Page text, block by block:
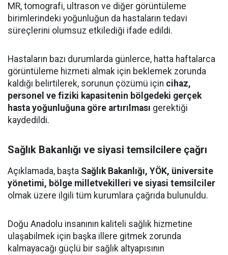
MR, tomografi, ultrason ve diğer görüntüleme
birimlerindeki yoğunluğun da hastaların tedavi
süreçlerini olumsuz etkilediği ifade edildi.
Hastaların bazı durumlarda günlerce, hatta haftalarca
görüntüleme hizmeti almak için beklemek zorunda
kaldığı belirtilerek, sorunun çözümü için cihaz,
personel ve fiziki kapasitenin bölgedeki gerçek
hasta yoğunluğuna göre artırılması gerektiği
kaydedildi.
Sağlık Bakanlığı ve siyasi temsilcilere çağrı
Açıklamada, başta Sağlık Bakanlığı, YÖK, üniversite
yönetimi, bölge milletvekilleri ve siyasi temsilciler
olmak üzere ilgili tüm kurumlara çağrıda bulunuldu.
Doğu Anadolu insanının kaliteli sağlık hizmetine
ulaşabilmek için başka illere gitmek zorunda
kalmayacağı güçlü bir sağlık altyapısının